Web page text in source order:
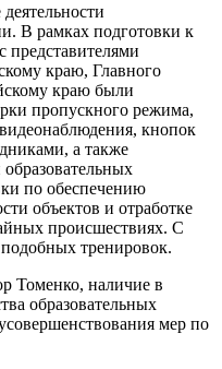
В рамках подготовки к
представителями
краю, Главного
краю были
пропускного режима,
кнопок
а также
по обеспечению
объектов и отработке
происшествиях. С
тренировок.
Томенко, наличие в
образовательных
мер по